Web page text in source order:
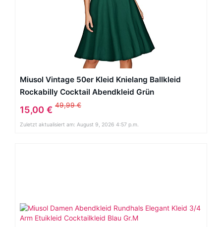
Miusol Vintage 50er Kleid Knielang Ballkleid
Rockabilly Cocktail Abendkleid Grün
15,00 € 49,99 €
Zuletzt aktualisiert am: August 9, 2026 4:57 p.m.